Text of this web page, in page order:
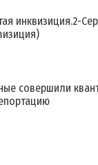
инквизиция.2-
совершили